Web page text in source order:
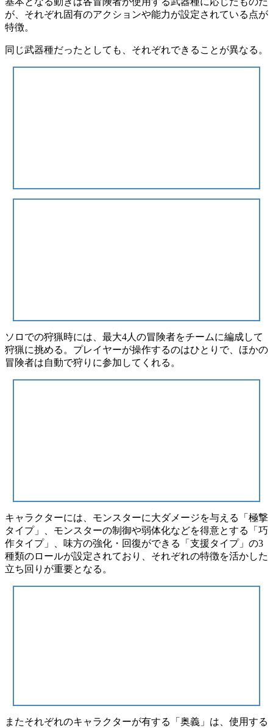
が、 それぞれ固有のアクションや能力が設定されている点が
特徴。
同じ武器種だったとしても、それぞれできることが異なる。
ソロでの狩猟時には、 最大4人の冒険者をチームに編成して
狩猟に挑める。 プレイヤーが操作するのはひとり で、ほかの
冒険者は自動で狩りに参加してくれる。
キャラクターには、モンスターに大ダメージを与える
「極撃
タイプ」
、モンスターの制御や弱体化などを得意とする
「巧
作タイプ」
、味方の強化・回復ができる 「支援タイプ」 の3
種類のロールが設定されており、それぞれの特徴を活かした
立ち回りが重要となる。
またそれぞれのキャラクターが有する 「奥義」 は、使用する